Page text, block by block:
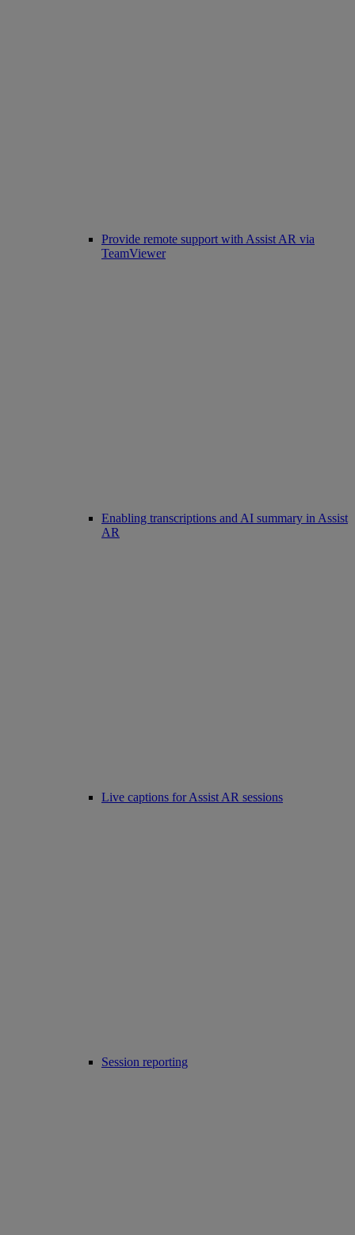
Provide remote support with Assist AR via
TeamViewer
Enabling transcriptions and AI summary in Assist
AR
Live captions for Assist AR sessions
Session reporting